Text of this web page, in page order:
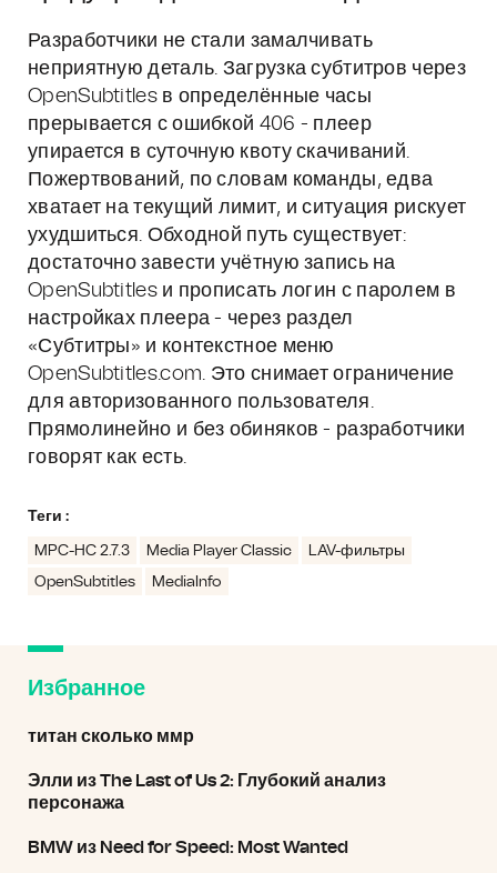
Разработчики не стали замалчивать
неприятную деталь. Загрузка субтитров через
OpenSubtitles в определённые часы
прерывается с ошибкой 406 - плеер
упирается в суточную квоту скачиваний.
Пожертвований, по словам команды, едва
хватает на текущий лимит, и ситуация рискует
ухудшиться. Обходной путь существует:
достаточно завести учётную запись на
OpenSubtitles и прописать логин с паролем в
настройках плеера - через раздел
«Субтитры» и контекстное меню
OpenSubtitles.com. Это снимает ограничение
для авторизованного пользователя.
Прямолинейно и без обиняков - разработчики
говорят как есть.
Теги :
MPC-HC 2.7.3 Media Player Classic
LAV-фильтры
OpenSubtitles
MediaInfo
Избранное
титан сколько ммр
Элли из The Last of Us 2: Глубокий анализ
персонажа
BMW из Need for Speed: Most Wanted